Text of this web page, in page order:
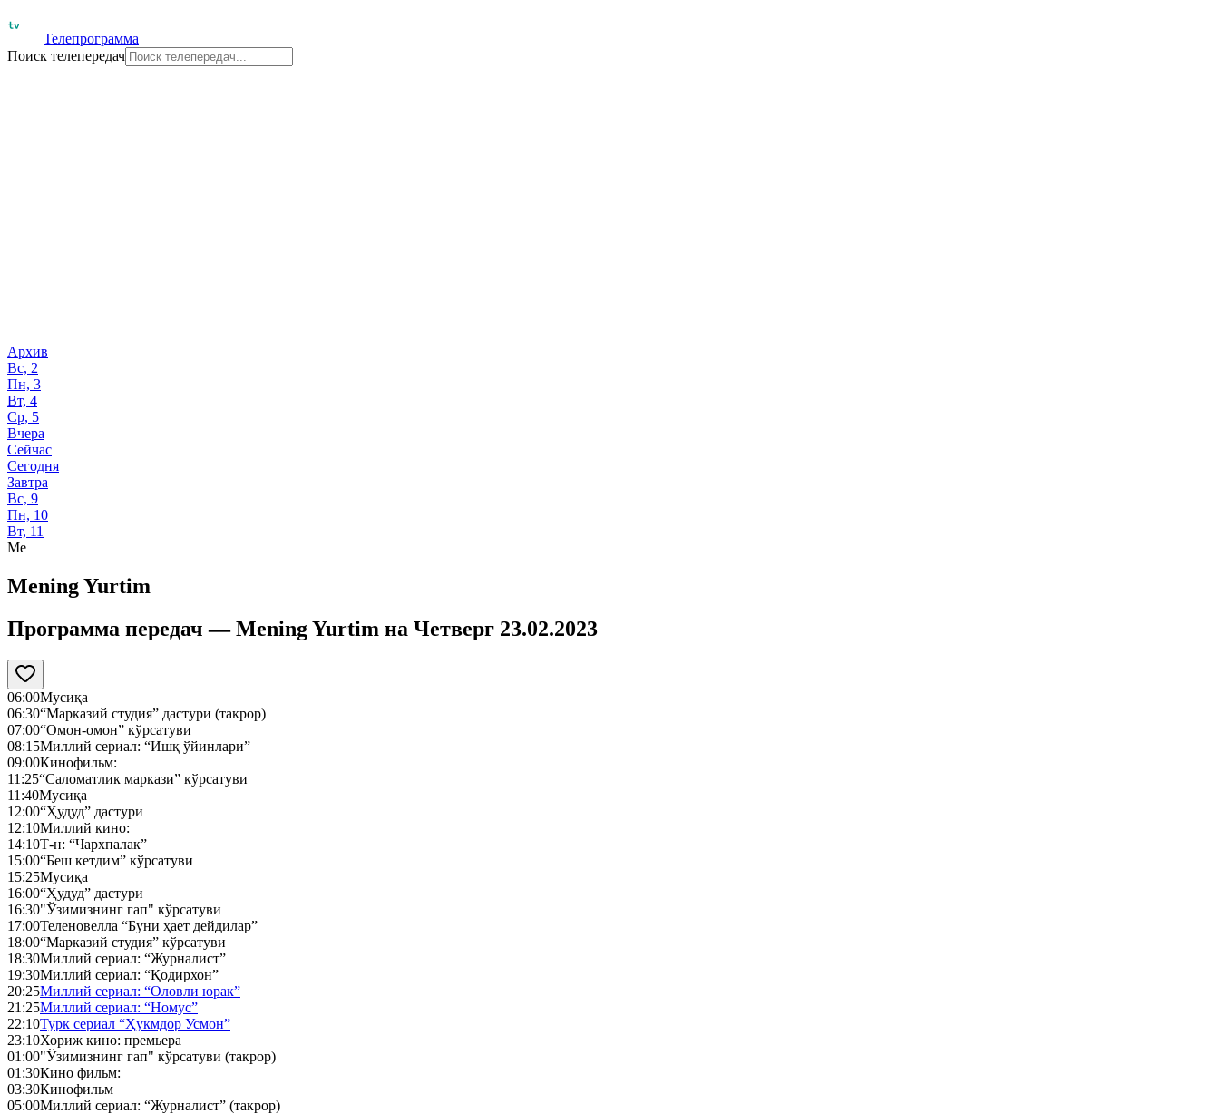
Телепрограмма
Поиск телепередач
Архив
Вс, 2
Пн, 3
Вт, 4
Ср, 5
Вчера
Сейчас
Сегодня
Завтра
Вс, 9
Пн, 10
Вт, 11
Me
Mening Yurtim
Программа передач —Mening Yurtim на Четверг 23.02.2023
06:00Мусиқа
06:30“Марказий студия” дастури (такрор)
07:00“Омон-омон” кўрсатуви
08:15Миллий сериал: “Ишқ ўйинлари”
09:00Кинофильм:
11:25“Саломатлик маркази” кўрсатуви
11:40Мусиқа
12:00“Ҳудуд” дастури
12:10Миллий кино:
14:10Т-н: “Чархпалак”
15:00“Беш кетдим” кўрсатуви
15:25Мусиқа
16:00“Ҳудуд” дастури
16:30"Ўзимизнинг гап" кўрсатуви
17:00Теленовелла “Буни ҳает дейдилар”
18:00“Марказий студия” кўрсатуви
18:30Миллий сериал: “Журналист”
19:30Миллий сериал: “Қодирхон”
20:25Миллий сериал: “Оловли юрак”
21:25Миллий сериал: “Номус”
22:10Турк сериал “Ҳукмдор Усмон”
23:10Хориж кино: премьера
01:00"Ўзимизнинг гап" кўрсатуви (такрор)
01:30Кино фильм:
03:30Кинофильм
05:00Миллий сериал: “Журналист” (такрор)